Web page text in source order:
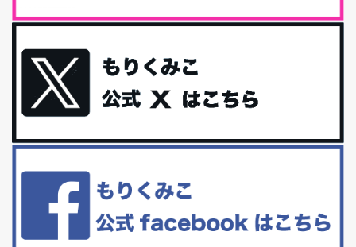
今回は、最近毎回定期的に購入している「楽天ふるさと納税」の返
礼品トップ５を紹介します。今までいろ...
更年期を穏やかに乗りきるために今できる５つのこと。
アラフィフからの体と心の整え方。 私も気づけばアラフィフ、これ
といった更年期症状はまだ...
白髪・美容・免疫力、現代人に足りないのは海藻！
リーブオイルorごま油をたらす。&n...